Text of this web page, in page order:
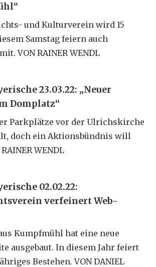
und Kulturverein wird 15
Samstag feiern auch
VON RAINER WENDL
23.03.22: „Neuer
Domplatz“
Parkplätze vor der Ulrichskirche
doch ein Aktionsbündnis will
WENDL
02.02.22:
verfeinert Web-
Kumpfmühl hat eine neue
ausgebaut. In diesem Jahr feiert
Bestehen. VON DANIEL